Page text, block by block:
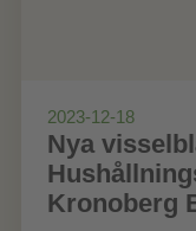
2023-12-18
Nya
Kronoberg